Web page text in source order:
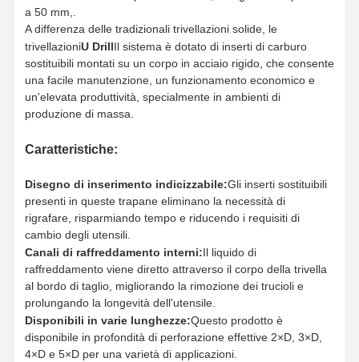
Casa.
a 50 mm,.
A differenza delle tradizionali trivellazioni solide, le
trivellazioniU DrillIl sistema è dotato di inserti di carburo
sostituibili montati su un corpo in acciaio rigido, che consente
una facile manutenzione, un funzionamento economico e
un'elevata produttività, specialmente in ambienti di
produzione di massa.
Caratteristiche:
Disegno di inserimento indicizzabile:Gli inserti sostituibili
presenti in queste trapane eliminano la necessità di
rigrafare, risparmiando tempo e riducendo i requisiti di
cambio degli utensili.
Canali di raffreddamento interni:Il liquido di
raffreddamento viene diretto attraverso il corpo della trivella
al bordo di taglio, migliorando la rimozione dei trucioli e
prolungando la longevità dell'utensile.
Disponibili in varie lunghezze:Questo prodotto è
disponibile in profondità di perforazione effettive 2×D, 3×D,
4×D e 5×D per una varietà di applicazioni.